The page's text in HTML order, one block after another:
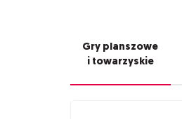
Gry planszowe
i towarzyskie